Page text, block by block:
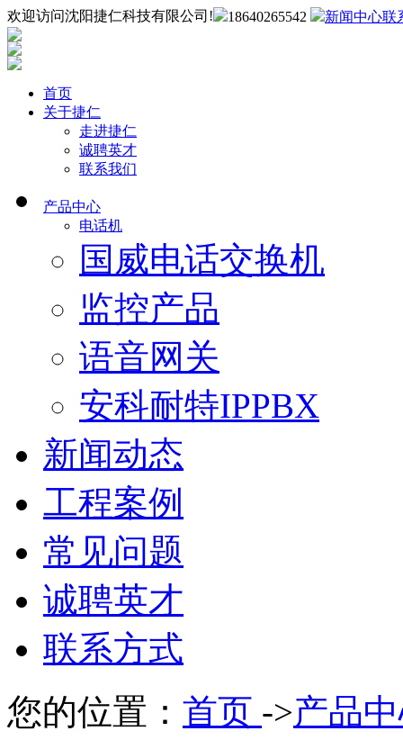
欢迎访问沈阳捷仁科技有限公司! 18640265542 新闻中心联
首页
关于捷仁
走进捷仁
诚聘英才
联系我们
产品中心
电话机
国威电话交换机
监控产品
语音网关
安科耐特IPPBX
新闻动态
工程案例
常见问题
诚聘英才
联系方式
您的位置： 首页 ->产品